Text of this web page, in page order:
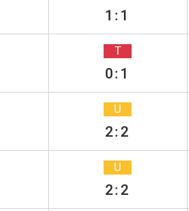
1:1
T
0:1
U
2:2
U
2:2